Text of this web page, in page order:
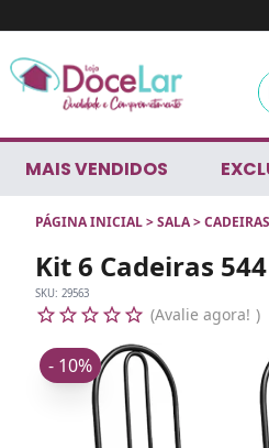
MAIS VENDIDOS
PÁGINA INICIAL>SALA>CADEIRAS
Kit 6 Cadeiras
SKU: 29563
Avalie agora!
- 10%